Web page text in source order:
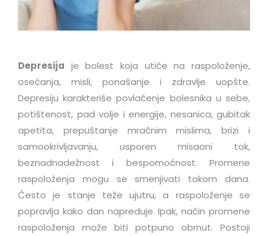
Depresija je bolest koja utiče na raspoloženje,
osećanja, misli, ponašanje i zdravlje uopšte.
Depresiju karakteriše povlačenje bolesnika u sebe,
potištenost, pad volje i energije, nesanica, gubitak
apetita, prepuštanje mračnim mislima, brizi i
samookrivljavanju, usporen misaoni tok,
beznadnadežnost i bespomoćnost. Promene
raspoloženja mogu se smenjivati tokom dana.
Često je stanje teže ujutru, a raspoloženje se
popravlja kako dan napreduje. Ipak, način promene
raspoloženja može biti potpuno obrnut. Postoji